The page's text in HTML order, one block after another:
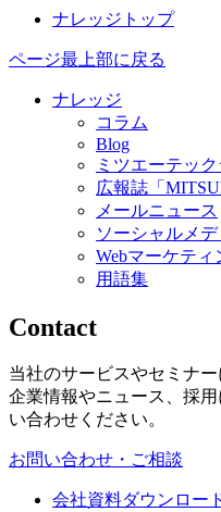
ナレッジトップ
ページ最上部に戻る
ナレッジ
コラム
Blog
ミツエーテッ
広報誌「
メールニュース
ソーシャルメ
Webマーケティ
用語集
Contact
当社のサービスやセミナ
企業情報やニュース、採
い合わせください。
お問い合わせ・ご相談
会社資料ダウンロー